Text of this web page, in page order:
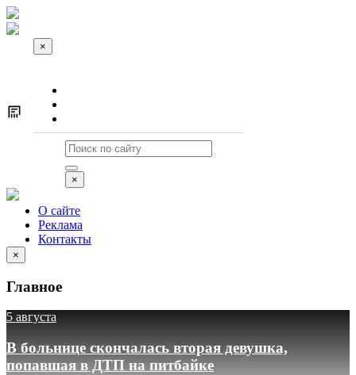
×
×
О сайте
Реклама
Контакты
×
Главное
5 августа
В больнице скончалась вторая девушка,
попавшая в ДТП на питбайке